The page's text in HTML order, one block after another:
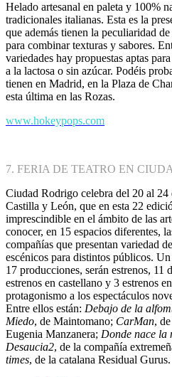
Helado artesanal en paleta y 100%
tradicionales italianas. Esta es la
que además tienen la peculiaridad
para combinar texturas y sabores.
variedades hay propuestas aptas
a la lactosa o sin azúcar. Podéis
tienen en Madrid, en la Plaza de
esta última en las Rozas.
www.hokeypops.com
7. FERIA DE TEATRO EN
Ciudad Rodrigo celebra del 20 al 24
Castilla y León, que en esta 22
imprescindible en el ámbito de las
conocer, en 15 espacios diferentes,
compañías que presentan variedad
escénicos para distintos públicos.
17 producciones, serán estrenos, 11
estrenos en castellano y 3 estrenos
protagonismo a los espectáculos
Entre ellos están: Debajo de la
Miedo, de Maintomano; CarMan,
Eugenia Manzanera; Donde nace la
Desaucia2, de la compañía
times, de la catalana Residual Gurus.